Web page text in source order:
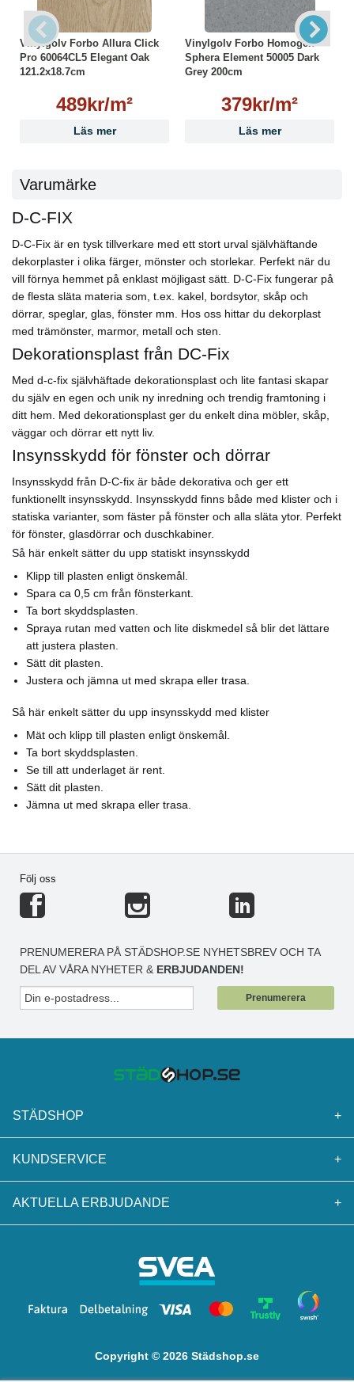
Vinylgolv Forbo Allura Click
Pro 60064CL5 Elegant Oak
121.2x18.7cm
489kr/m²
Läs mer
Vinylgolv Forbo Homogen
Sphera Element 50005 Dark
Grey 200cm
379kr/m²
Läs mer
Varumärke
D-C-FIX
D-C-Fix är en tysk tillverkare med ett stort urval självhäftande
dekorplaster i olika färger, mönster och storlekar. Perfekt när du
vill förnya hemmet på enklast möjligast sätt. D-C-Fix fungerar på
de flesta släta materia som, t.ex. kakel, bordsytor, skåp och
dörrar, speglar, glas, fönster mm. Hos oss hittar du dekorplast
med trämönster, marmor, metall och sten.
Dekorationsplast från DC-Fix
Med d-c-fix självhäftade dekorationsplast och lite fantasi skapar
du själv en egen och unik ny inredning och trendig framtoning i
ditt hem. Med dekorationsplast ger du enkelt dina möbler, skåp,
väggar och dörrar ett nytt liv.
Insynsskydd för fönster och dörrar
Insynsskydd från D-C-fix är både dekorativa och ger ett
funktionellt insynsskydd. Insynsskydd finns både med klister och i
statiska varianter, som fäster på fönster och alla släta ytor. Perfekt
för fönster, glasdörrar och duschkabiner.
Så här enkelt sätter du upp statiskt insynsskydd
Klipp till plasten enligt önskemål.
Spara ca 0,5 cm från fönsterkant.
Ta bort skyddsplasten.
Spraya rutan med vatten och lite diskmedel så blir det lättare
att justera plasten.
Sätt dit plasten.
Justera och jämna ut med skrapa eller trasa.
Så här enkelt sätter du upp insynsskydd med klister
Mät och klipp till plasten enligt önskemål.
Ta bort skyddsplasten.
Se till att underlaget är rent.
Sätt dit plasten.
Jämna ut med skrapa eller trasa.
Följ oss
PRENUMERERA PÅ STÄDSHOP.SE NYHETSBREV OCH TA
DEL AV VÅRA NYHETER & ERBJUDANDEN!
Prenumerera
STÄDSHOP +
KUNDSERVICE +
AKTUELLA ERBJUDANDE +
Copyright © 2026 Städshop.se